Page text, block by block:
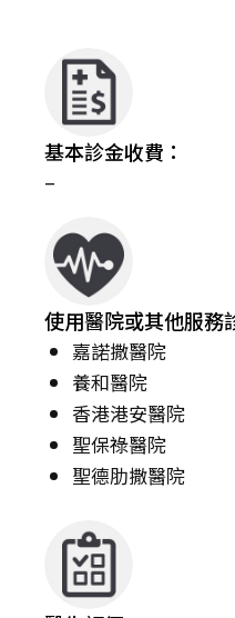
基本診金收費：
–
使用醫院或其他服務
嘉諾撒醫院
養和醫院
香港港安醫院
聖保祿醫院
聖德肋撒醫院